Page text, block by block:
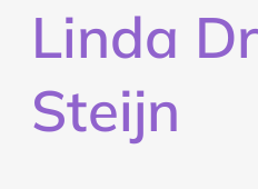
Linda
Steijn